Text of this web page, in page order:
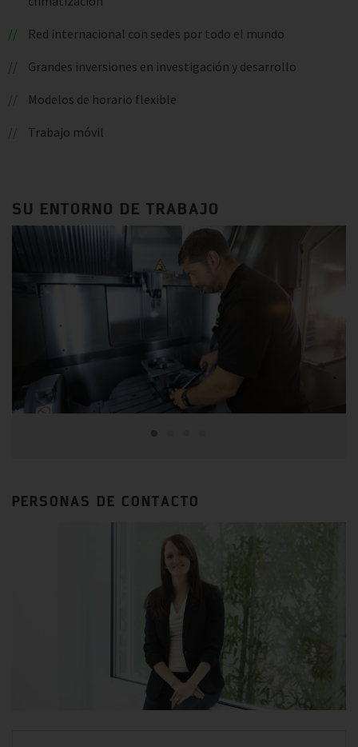
Red internacional con sedes por todo el mundo
Grandes inversiones en investigación y desarrollo
Modelos de horario flexible
Trabajo móvil
SU ENTORNO DE TRABAJO
PERSONAS DE CONTACTO